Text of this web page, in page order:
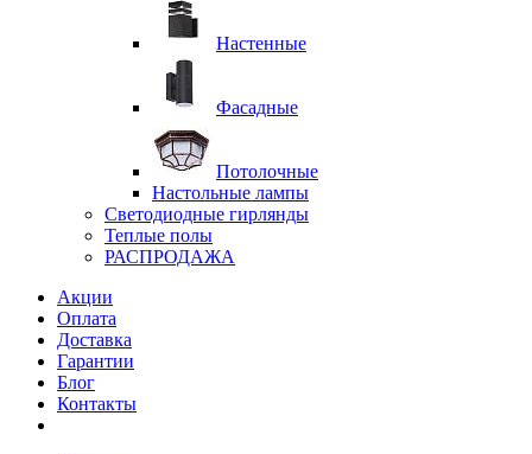
Настенные
Фасадные
Потолочные
Настольные лампы
Светодиодные гирлянды
Теплые полы
РАСПРОДАЖА
Акции
Оплата
Доставка
Гарантии
Блог
Контакты